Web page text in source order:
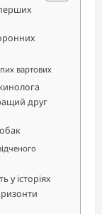
вартових
друг
історіях